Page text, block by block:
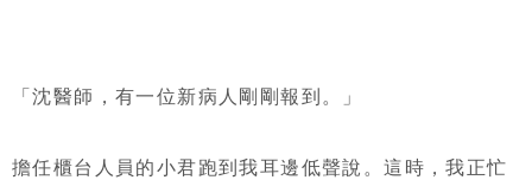
「沈醫師，有一位新病人剛剛報到。」
擔任櫃台人員的小君跑到我耳邊低聲說。這時，我正忙